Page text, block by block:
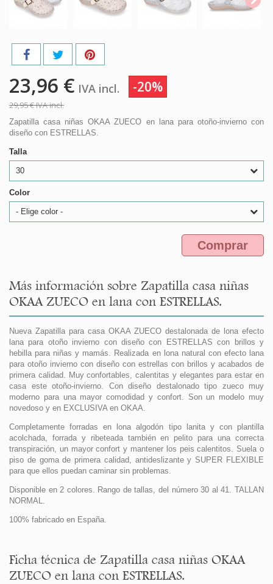
23,96 € IVA incl. -20%
29,95 €IVA incl.
Zapatilla casa niñas OKAA ZUECO en lana para otoño-invierno con
diseño con ESTRELLAS.
Talla
30
Color
- Elige color -
Comprar
Más información sobre Zapatilla casa niñas
OKAA ZUECO en lana con ESTRELLAS.
Nueva Zapatilla para casa OKAA ZUECO destalonada de lona efecto
lana para otoño invierno con diseño con ESTRELLAS con brillos y
hebilla para niñas y mamás. Realizada en lona natural con efecto lana
para otoño invierno con diseño con estrellas con brillos y acabados de
primera calidad. Muy confortables, calentitas y elegantes para estar en
casa este otoño-invierno. Con diseño destalonado tipo zueco muy
moderno para una mayor comodidad y confort. Son un modelo muy
novedoso y en EXCLUSIVA en OKAA.
Completamente forradas en lona algodón tipo lanita y con plantilla
acolchada, forrada y ribeteada también en pelito para una correcta
transpiración, un mayor confort y mantener los peis calentitos. Suela o
piso de goma de primera calidad, antideslizante y SUPER FLEXIBLE
para que ellos puedan caminar sin problemas.
Disponible en 2 colores. Rango de tallas, del número 30 al 41. TALLAN
NORMAL.
100% fabricado en España.
Ficha técnica de Zapatilla casa niñas OKAA
ZUECO en lana con ESTRELLAS.